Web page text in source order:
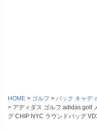
HOME ゴルフ
バック キャデ
アディダス ゴルフ adidas golf
グ CHIP NYC ラウンドバッグ